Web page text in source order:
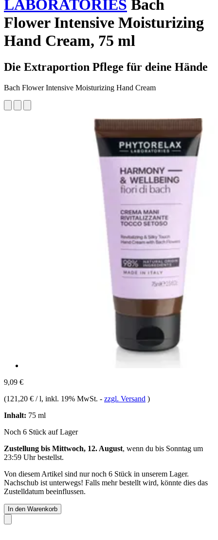
LABORATORIES Bach
Flower Intensive Moisturizing
Hand Cream, 75 ml
Die Extraportion Pflege für deine Hände
Bach Flower Intensive Moisturizing Hand Cream
9,09 €
(121,20 € / l, inkl. 19% MwSt. - zzgl. Versand )
Inhalt: 75 ml
Noch 6 Stück auf Lager
Zustellung bis Mittwoch, 12. August, wenn du bis Sonntag um
23:59 Uhrbestellst.
Von diesem Artikel sind nur noch 6 Stück in unserem Lager.
Nachschub ist unterwegs! Falls mehr bestellt wird, könnte dies das
Zustelldatum beeinflussen.
In den Warenkorb